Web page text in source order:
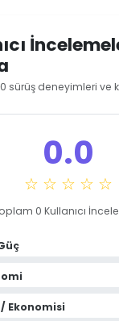
sürüş deneyimleri ve
0.0
☆ ☆ ☆ ☆ ☆
0 Kullanıcı
Ekonomisi